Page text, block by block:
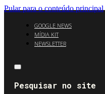
Pular para o conteúdo principal
GOOGLE NEWS
MÍDIA KIT
NEWSLETTER
Pesquisar no site